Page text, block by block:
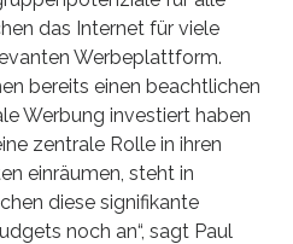
das Internet für viele
Werbeplattform.
bereits einen beachtlichen
Werbung investiert haben
zentrale Rolle in ihren
einräumen, steht in
diese signifikante
noch an“, sagt Paul